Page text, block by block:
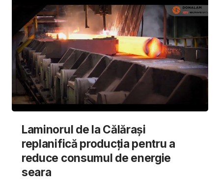
Laminorul de la Călărași
replanifică producția pentru a
reduce consumul de energie
seara